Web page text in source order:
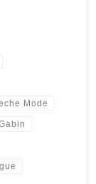
Mode